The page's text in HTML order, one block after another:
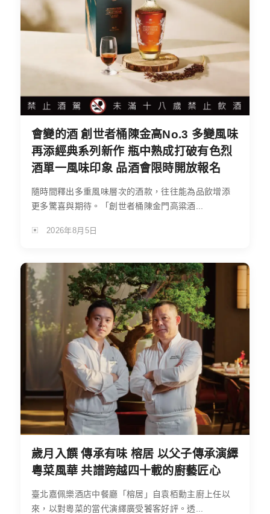
會變的酒 創世者桶陳金高No.3 多變風味
再添經典系列新作 瓶中熟成打破有色烈
酒單一風味印象 品酒會限時開放報名
隨時間釋出多重風味層次的酒款，往往能為品飲增添
更多驚喜與期待。「創世者桶陳金門高粱酒...
2026年8月5日
歲月入饌 傳承有味 榕居 以父子傳承演繹
粵菜風華 共譜跨越四十載的廚藝匠心
臺北嘉佩樂酒店中餐廳「榕居」自袁栢勳主廚上任以
來，以對粵菜的當代演繹廣受饕客好評。透...